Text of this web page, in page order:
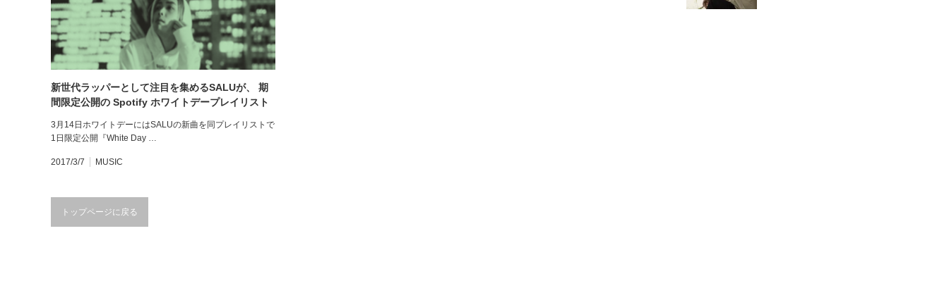
新世代ラッパーとして注目を集めるSALUが、 期
間限定公開の Spotify ホワイトデープレイリスト
3月14日ホワイトデーにはSALUの新曲を同プレイリストで
1日限定公開『White Day …
2017/3/7 MUSIC
トップページに戻る